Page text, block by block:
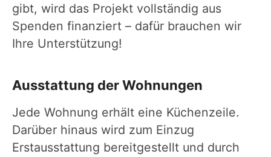
gibt, wird das Projekt vollständig aus
Spenden finanziert – dafür brauchen wir
Ihre Unterstützung!
Ausstattung der Wohnungen
Jede Wohnung erhält eine Küchenzeile.
Darüber hinaus wird zum Einzug
Erstausstattung bereitgestellt und durch